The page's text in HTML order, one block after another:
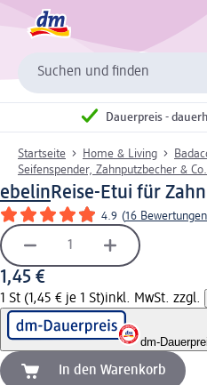
Suchen und finden
Dauerpreis -
Startseite Home & Living
Seifenspender, Zahnputzbecher & Co.
ebelinReise-Etui für
4.9 (16 Bewertungen
1,45 €
1 St (1,45 € je 1 St)inkl. MwSt. zzgl.
dm-
In den Warenkorb